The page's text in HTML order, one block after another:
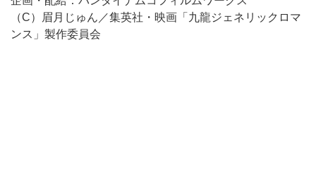
（C）眉月じゅん／集英社・映画「九龍ジェネリックロマ
ンス」製作委員会